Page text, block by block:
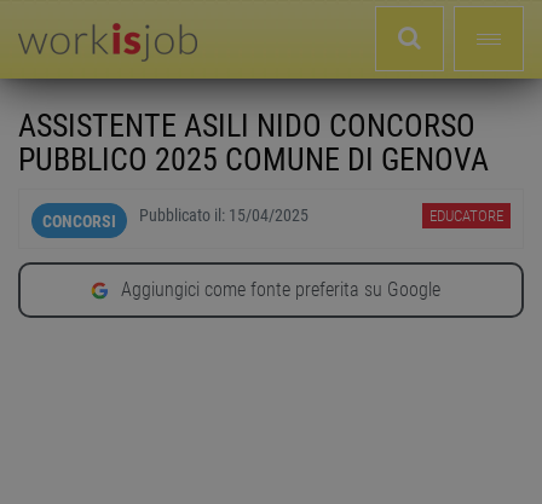
ASSISTENTE ASILI NIDO CONCORSO
PUBBLICO 2025 COMUNE DI GENOVA
CONCORSI Pubblicato il: 15/04/2025 EDUCATORE
Aggiungici come fonte preferita su Google